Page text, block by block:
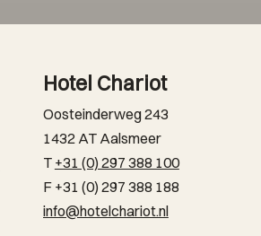
Hotel Chariot
Oosteinderweg 243
1432 AT Aalsmeer
T +31 (0) 297 388 100
F +31 (0) 297 388 188
info@hotelchariot.nl